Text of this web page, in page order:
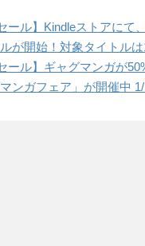
ール】Kindleストアにて
が開始！対象タイトル
ール】ギャグマンガが
マンガフェア」が開催中